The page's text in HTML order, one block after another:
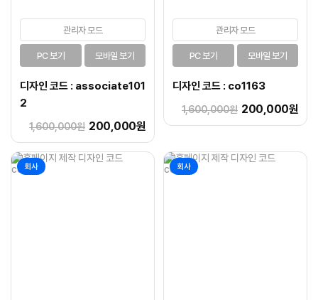
관리자 모드
PC 보기 모바일 보기
디자인 코드 : associate101
2
1,600,000원 200,000원
관리자 모드
PC 보기 모바일 보기
디자인 코드 : co1163
1,600,000원 200,000원
회사 회사